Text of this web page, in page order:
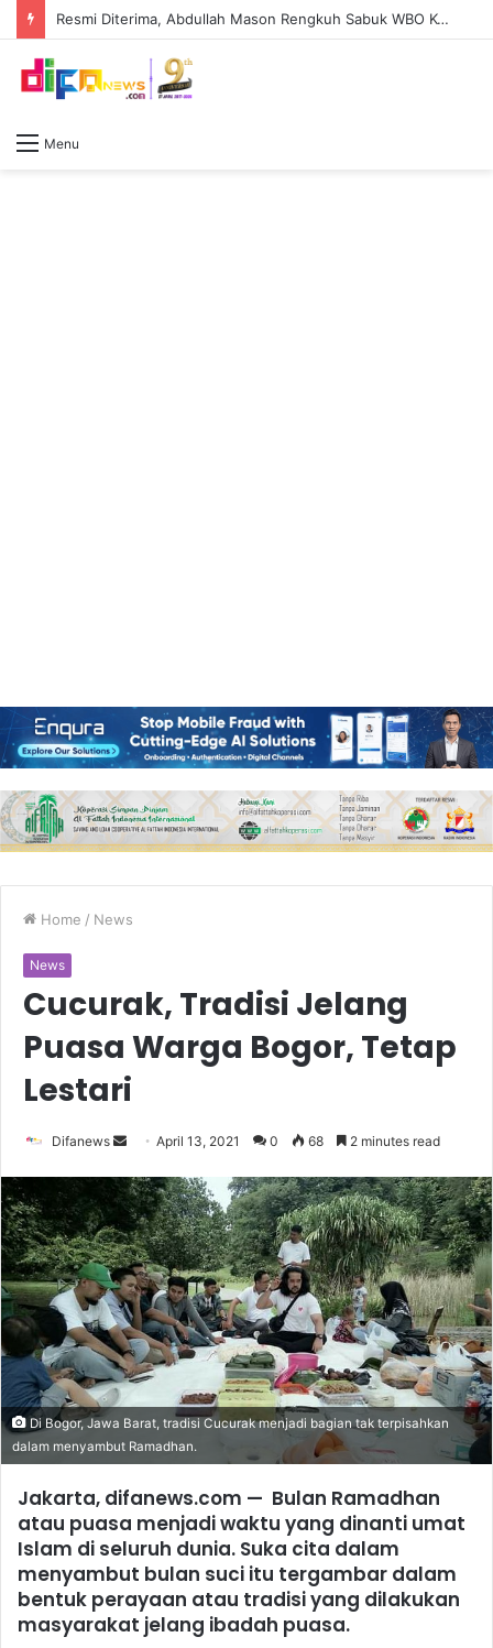
Resmi Diterima, Abdullah Mason Rengkuh Sabuk WBO Kelas Ringan Usai Diserahkan Vasiliy Lomachenko
Menu
Home / News
News
Cucurak, Tradisi Jelang
Puasa Warga Bogor, Tetap
Lestari
Difanews
Send
email
April 13, 2021 0 68 2 minutes read
Di Bogor, Jawa Barat, tradisi Cucurak menjadi bagian tak terpisahkan
dalam menyambut Ramadhan.
Jakarta, difanews.com — Bulan Ramadhan
atau puasa menjadi waktu yang dinanti umat
Islam di seluruh dunia. Suka cita dalam
menyambut bulan suci itu tergambar dalam
bentuk perayaan atau tradisi yang dilakukan
masyarakat jelang ibadah puasa.